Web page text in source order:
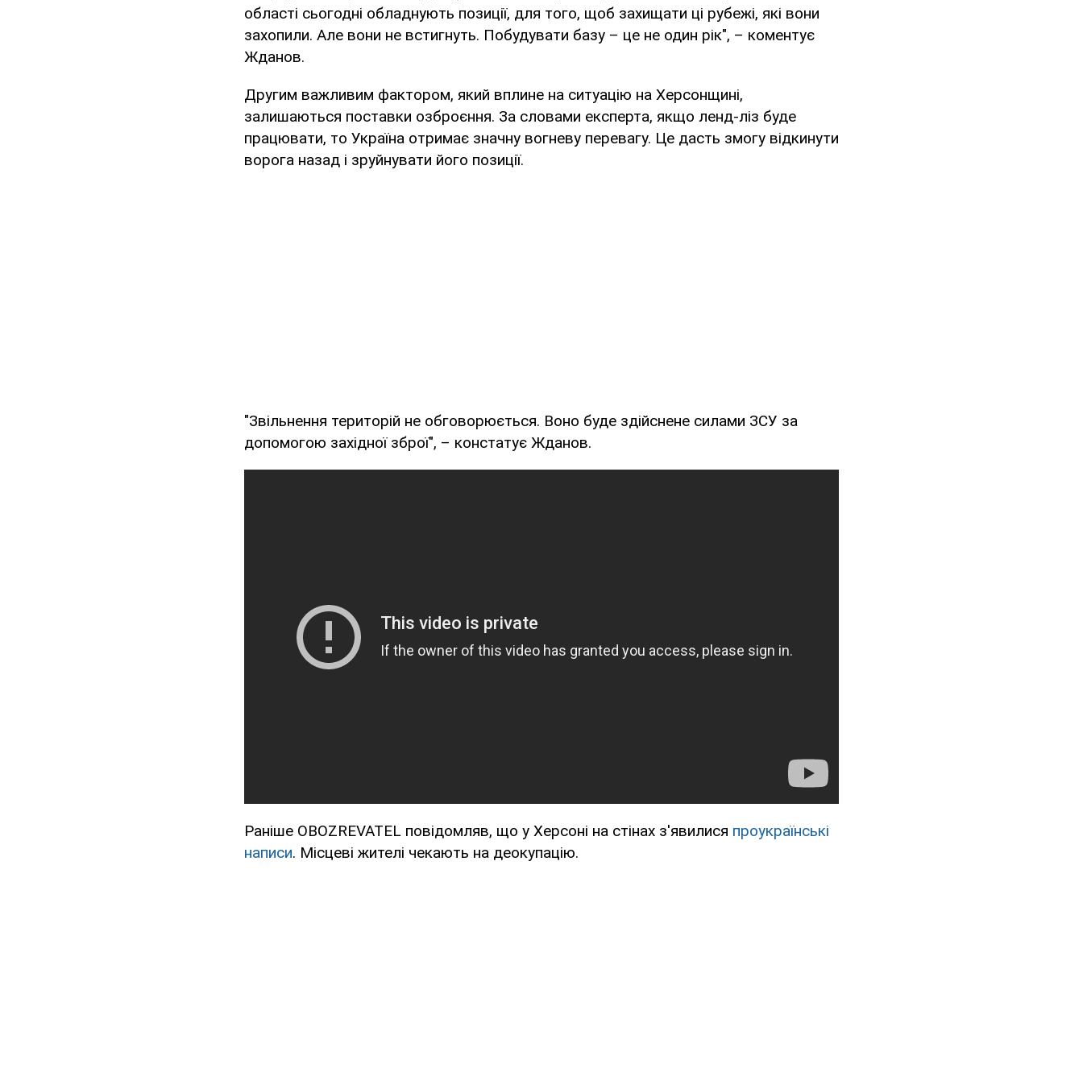
області сьогодні обладнують позиції, для того, щоб захищати ці рубежі, які вони
захопили. Але вони не встигнуть. Побудувати базу – це не один рік", – коментує
Жданов.
Другим важливим фактором, який вплине на ситуацію на Херсонщині,
залишаються поставки озброєння. За словами експерта, якщо ленд-ліз буде
працювати, то Україна отримає значну вогневу перевагу. Це дасть змогу відкинути
ворога назад і зруйнувати його позиції.
"Звільнення територій не обговорюється. Воно буде здійснене силами ЗСУ за
допомогою західної зброї", – констатує Жданов.
Раніше OBOZREVATEL повідомляв, що у Херсоні на стінах з'явилися проукраїнські
написи. Місцеві жителі чекають на деокупацію.